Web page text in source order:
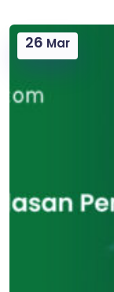
26 Mar